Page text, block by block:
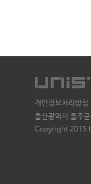
개인정보처리방침
울산광역시 울주
Copyright 2015